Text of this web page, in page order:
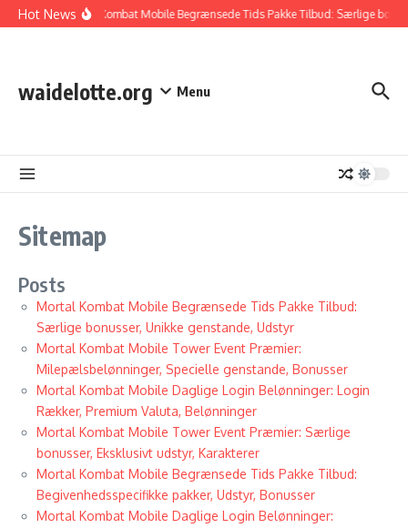
Skip to content
Hot NewsMortal Kombat Mobile Begrænsede Tids Pakke Tilbud: Særlige
waidelotte.org Menu
Sitemap
Posts
Mortal Kombat Mobile Begrænsede Tids Pakke Tilbud:
Særlige bonusser, Unikke genstande, Udstyr
Mortal Kombat Mobile Tower Event Præmier:
Milepælsbelønninger, Specielle genstande, Bonusser
Mortal Kombat Mobile Daglige Login Belønninger: Login
Rækker, Premium Valuta, Belønninger
Mortal Kombat Mobile Tower Event Præmier: Særlige
bonusser, Eksklusivt udstyr, Karakterer
Mortal Kombat Mobile Begrænsede Tids Pakke Tilbud:
Begivenhedsspecifikke pakker, Udstyr, Bonusser
Mortal Kombat Mobile Daglige Login Belønninger: